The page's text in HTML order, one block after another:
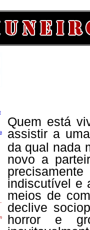
Quem está
assistir a
da qual nada
novo a
indiscutível e
meios de
declive
horror e